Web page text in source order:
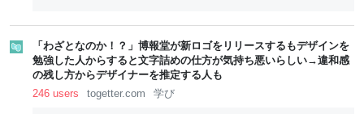
「わざとなのか！？」博報堂が新ロゴをリリースするもデザインを
勉強した人からすると文字詰めの仕方が気持ち悪いらしい→違和感
の残し方からデザイナーを推定する人も
246 users
togetter.com 学び